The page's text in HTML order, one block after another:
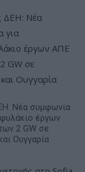
Νέα συμφωνία
έργων
2 GW σε
Ουγγαρία